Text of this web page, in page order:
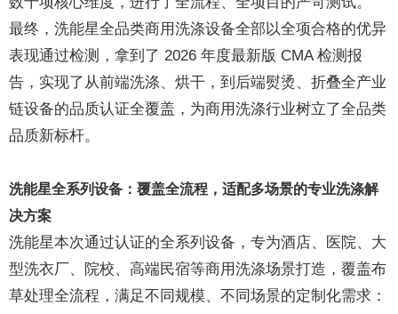
最终，洗能星全品类商用洗涤设备全部以全项合格的优异
表现通过检测，拿到了 2026 年度最新版 CMA 检测报
告，实现了从前端洗涤、烘干，到后端熨烫、折叠全产业
链设备的品质认证全覆盖，为商用洗涤行业树立了全品类
品质新标杆。
洗能星全系列设备：覆盖全流程，适配多场景的专业洗涤解
决方案
洗能星本次通过认证的全系列设备，专为酒店、医院、大
型洗衣厂、院校、高端民宿等商用洗涤场景打造，覆盖布
草处理全流程，满足不同规模、不同场景的定制化需求：